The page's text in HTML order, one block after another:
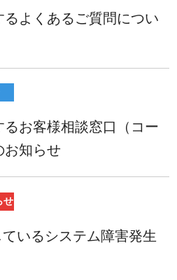
よくあるご質問につい
お客様相談窓口（コー
お知らせ
せ
いるシステム障害発生